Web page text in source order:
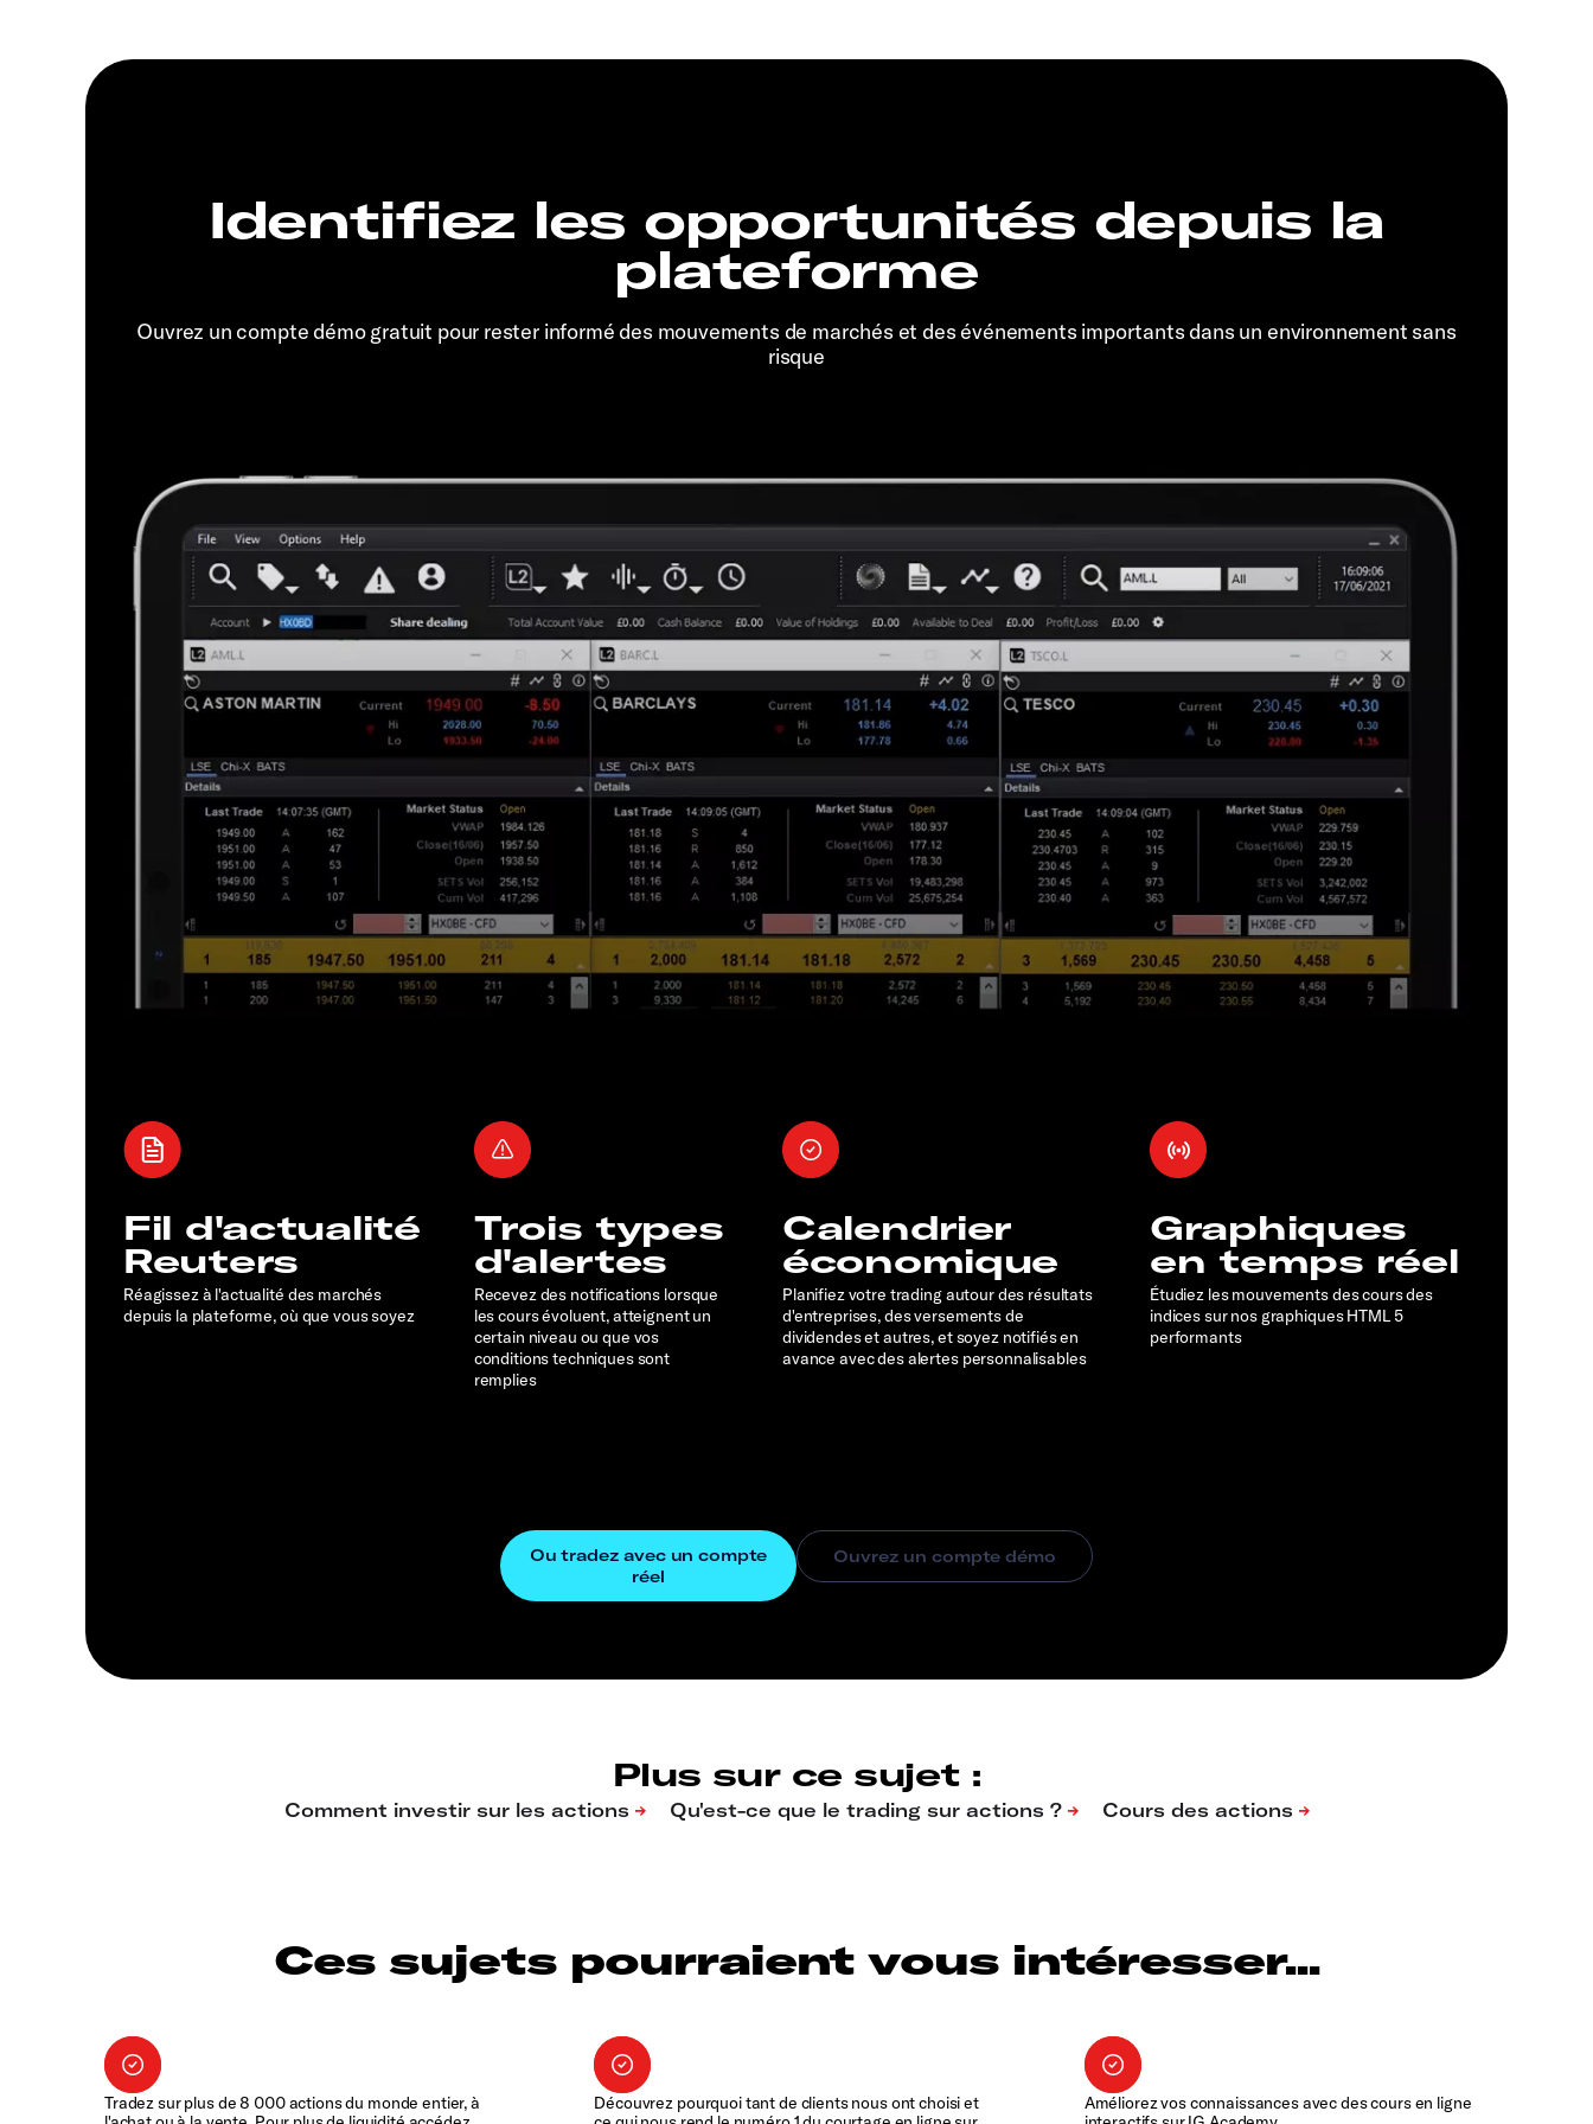
Identifiez les opportunités depuis la
plateforme
Ouvrez un compte démo gratuit pour rester informé des mouvements de marchés et des événements importants dans un environnement sans
risque
Fil d'actualité
Reuters
Réagissez à l'actualité des marchés
depuis la plateforme, où que vous soyez
Trois types
d'alertes
Recevez des notifications lorsque
les cours évoluent, atteignent un
certain niveau ou que vos
conditions techniques sont
remplies
Calendrier
économique
Planifiez votre trading autour des résultats
d'entreprises, des versements de
dividendes et autres, et soyez notifiés en
avance avec des alertes personnalisables
Graphiques
en temps réel
Étudiez les mouvements des cours des
indices sur nos graphiques HTML 5
performants
Plus sur ce sujet :
Ces sujets pourraient vous intéresser...
Tradez sur plus de 8 000 actions du monde entier, à
Découvrez pourquoi tant de clients nous ont choisi et
Améliorez vos connaissances avec des cours en ligne